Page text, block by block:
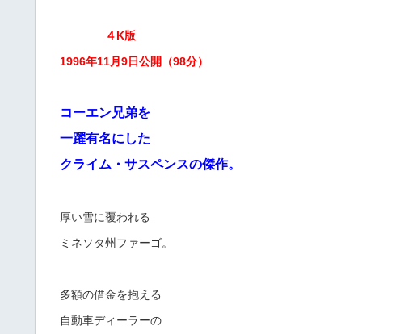
４K版
1996年11月9日公開（98分）
コーエン兄弟を
一躍有名にした
クライム・サスペンスの傑作。
厚い雪に覆われる
ミネソタ州ファーゴ。
多額の借金を抱える
自動車ディーラーの